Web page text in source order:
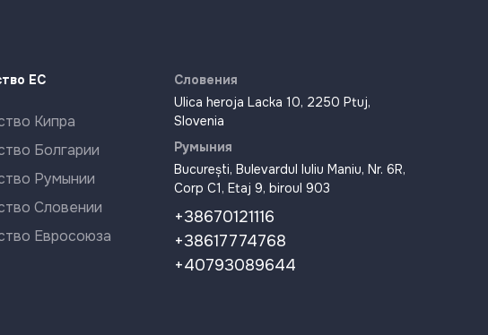
ЕС
Кипра
Болгарии
Румынии
Словении
Евросоюза
Словения
Ulica heroja Lacka 10, 2250 Ptuj,
Slovenia
Румыния
București, Bulevardul Iuliu Maniu, Nr. 6R,
Corp C1, Etaj 9, biroul 903
+38670121116
+38617774768
+40793089644